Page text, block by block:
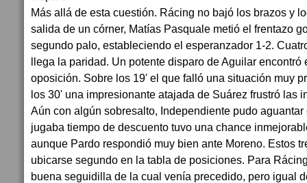
Más allá de esta cuestión. Rácing no bajó los brazos y
salida de un córner, Matías Pasquale metió el frentazo
segundo palo, estableciendo el esperanzador 1-2.
llega la paridad. Un potente disparo de Aguilar encontró
oposición. Sobre los 19' el que falló una situación muy
los 30' una impresionante atajada de Suárez frustró las
Aún con algún sobresalto, Independiente pudo
jugaba tiempo de descuento tuvo una chance
aunque Pardo respondió muy bien ante Moreno. Estos
ubicarse segundo en la tabla de posiciones. Para
buena seguidilla de la cual venía precedido, pero igual